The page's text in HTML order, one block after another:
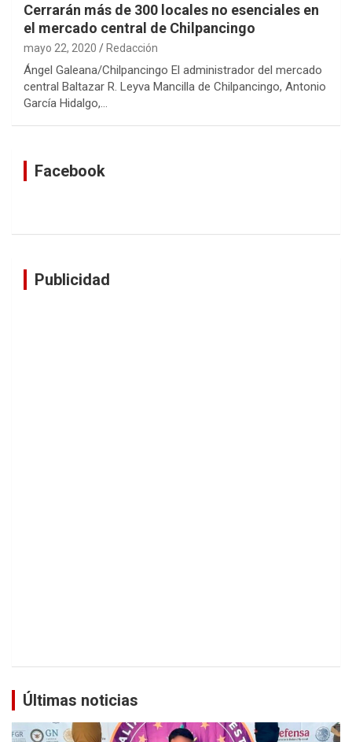
Cerrarán más de 300 locales no esenciales en
el mercado central de Chilpancingo
mayo 22, 2020 Redacción
Ángel Galeana/Chilpancingo El administrador del mercado
central Baltazar R. Leyva Mancilla de Chilpancingo, Antonio
García Hidalgo,…
Facebook
Publicidad
Últimas noticias